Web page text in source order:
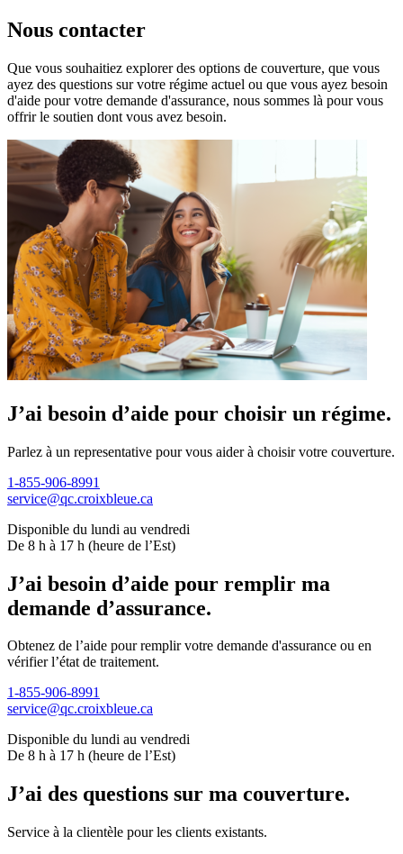
Nous contacter
Que vous souhaitiez explorer des options de couverture, que vous
ayez des questions sur votre régime actuel ou que vous ayez besoin
d'aide pour votre demande d'assurance, nous sommes là pour vous
offrir le soutien dont vous avez besoin.
J’ai besoin d’aide pour choisir un régime.
Parlez à un representative pour vous aider à choisir votre couverture.
1-855-906-8991
service@qc.croixbleue.ca
Disponible du lundi au vendredi
De 8 h à 17 h (heure de l’Est)
J’ai besoin d’aide pour remplir ma
demande d’assurance.
Obtenez de l’aide pour remplir votre demande d'assurance ou en
vérifier l’état de traitement.
1-855-906-8991
service@qc.croixbleue.ca
Disponible du lundi au vendredi
De 8 h à 17 h (heure de l’Est)
J’ai des questions sur ma couverture.
Service à la clientèle pour les clients existants.